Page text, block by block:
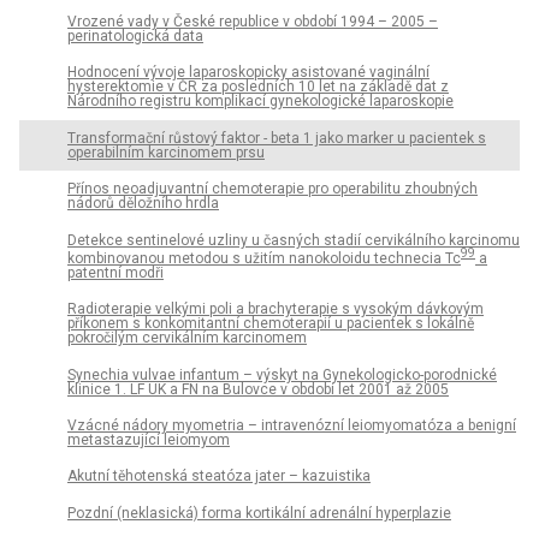
Vrozené vady v České republice v období 1994 – 2005 –
perinatologická data
Hodnocení vývoje laparoskopicky asistované vaginální
hysterektomie v ČR za posledních 10 let na základě dat z
Národního registru komplikací gynekologické laparoskopie
Transformační růstový faktor - beta 1 jako marker u pacientek s
operabilním karcinomem prsu
Přínos neoadjuvantní chemoterapie pro operabilitu zhoubných
nádorů děložního hrdla
Detekce sentinelové uzliny u časných stadií cervikálního karcinomu
kombinovanou metodou s užitím nanokoloidu technecia Tc99 a
patentní modři
Radioterapie velkými poli a brachyterapie s vysokým dávkovým
příkonem s konkomitantní chemoterapií u pacientek s lokálně
pokročilým cervikálním karcinomem
Synechia vulvae infantum – výskyt na Gynekologicko-porodnické
klinice 1. LF UK a FN na Bulovce v období let 2001 až 2005
Vzácné nádory myometria – intravenózní leiomyomatóza a benigní
metastazující leiomyom
Akutní těhotenská steatóza jater – kazuistika
Pozdní (neklasická) forma kortikální adrenální hyperplazie